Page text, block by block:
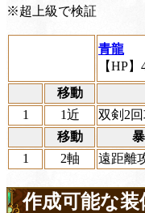
※超上級で検証
青龍
【HP
移動
1
1近
双剣2
移動
1
2軸 遠距離
作成可能な装